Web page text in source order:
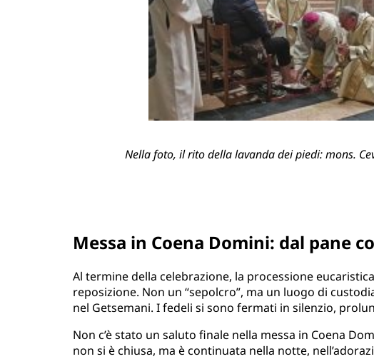
Nella foto, il rito della lavanda dei piedi: mons.
Messa in Coena Domini: dal pane
Al termine della celebrazione, la processione
reposizione. Non un “sepolcro”, ma un luogo di
nel Getsemani. I fedeli si sono fermati in silenzio,
Non c’è stato un saluto finale nella messa in Coena
non si è chiusa, ma è continuata nella notte,